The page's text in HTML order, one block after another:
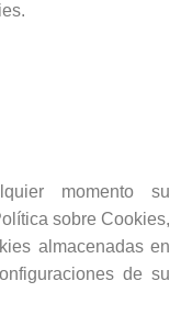
momento su
sobre Cookies,
almacenadas en
de su